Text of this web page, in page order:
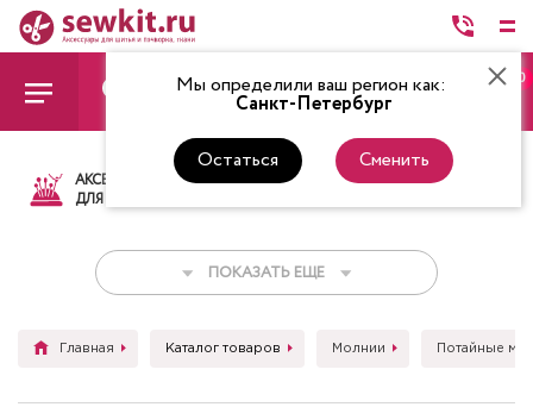
Мы определили ваш регион как:
Санкт-Петербург
Остаться Сменить
0
АКСЕССУАРЫ
ДЛЯ ШИТЬЯ
ТКАНИ НИТКИ
ПОКАЗАТЬ ЕЩЕ
Главная Каталог товаров Молнии Потайные